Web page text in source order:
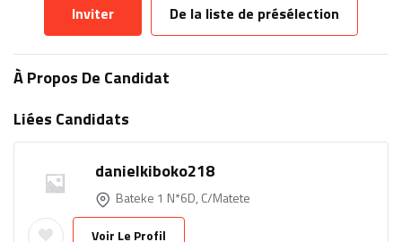
Inviter De la liste de présélection
À Propos De Candidat
Liées Candidats
danielkiboko218
Bateke 1 N*6D, C/Matete
Voir Le Profil